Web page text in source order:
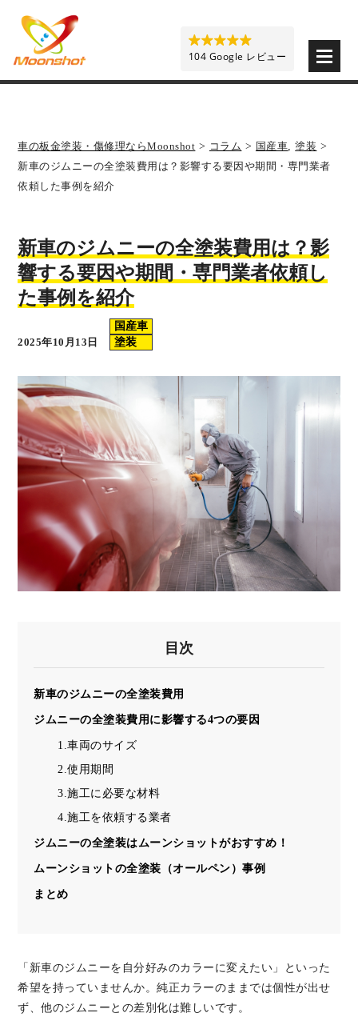
車の板金塗装・傷修理ならMoonshot > コラム > 国産車,塗装 >
新車のジムニーの全塗装費用は？影響する要因や期間・専門業者
依頼した事例を紹介
新車のジムニーの全塗装費用は？影
響する要因や期間・専門業者依頼し
た事例を紹介
2025年10月13日
国産車
塗装
目次
新車のジムニーの全塗装費用
ジムニーの全塗装費用に影響する4つの要因
1.車両のサイズ
2.使用期間
3.施工に必要な材料
4.施工を依頼する業者
ジムニーの全塗装はムーンショットがおすすめ！
ムーンショットの全塗装（オールペン）事例
まとめ
「新車のジムニーを自分好みのカラーに変えたい」といった
希望を持っていませんか。純正カラーのままでは個性が出せ
ず、他のジムニーとの差別化は難しいです。
104 Google レビュー